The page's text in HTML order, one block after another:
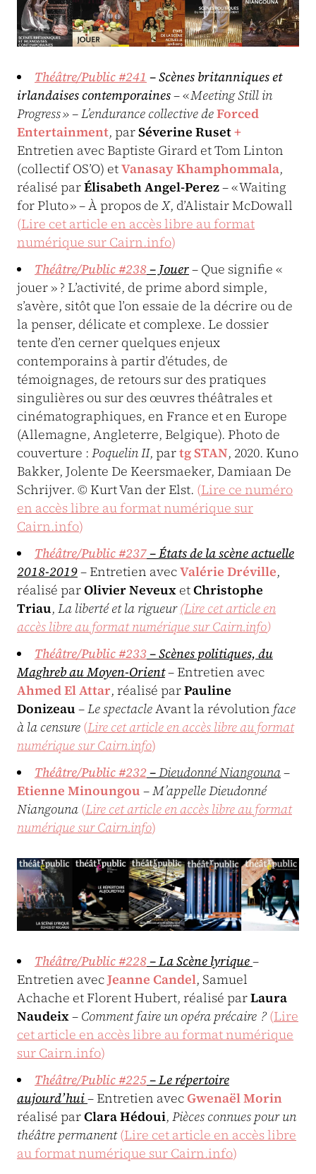
Théâtre/Public #241 – Scènes britanniques et
irlandaises contemporaines– «Meeting Still in
Progress » – L’endurance collective deForced
Entertainment, parSéverine Ruset+
Entretien avec Baptiste Girard et Tom Linton
(collectif OS’O) etVanasay Khamphommala,
réalisé parÉlisabeth Angel-Perez– « Waiting
for Pluto » – À propos de X, d’Alistair McDowall
(Lire cet article en accès libre au format
numérique sur Cairn.info)
Théâtre/Public #238 – Jouer– Que signifie «
jouer » ? L’activité, de prime abord simple,
s’avère, sitôt que l’on essaie de la décrire ou de
la penser, délicate et complexe. Le dossier
tente d’en cerner quelques enjeux
contemporains à partir d’études, de
témoignages, de retours sur des pratiques
singulières ou sur des œuvres théâtrales et
cinématographiques, en France et en Europe
(Allemagne, Angleterre, Belgique). Photo de
couverture : Poquelin II, partg STAN, 2020. Kuno
Bakker, Jolente De Keersmaeker, Damiaan De
Schrijver. © Kurt Van der Elst. (Lire ce numéro
en accès libre au format numérique sur
Cairn.info)
Théâtre/Public #237– États de la scène actuelle
2018-2019– Entretien avecValérie Dréville,
réalisé parOlivier Neveux etChristophe
Triau, La liberté et la rigueur(Lire cet article en
accès libre au format numérique sur Cairn.info)
Théâtre/Public #233 – Scènes politiques, du
Maghreb au Moyen-Orient– Entretien avec
Ahmed El Attar, réalisé parPauline
Donizeau –Le spectacleAvant la révolution face
à la censure (Lire cet article en accès libre au format
numérique sur Cairn.info)
Théâtre/Public #232 –Dieudonné Niangouna–
Etienne Minoungou –M’appelle Dieudonné
Niangouna (Lire cet article en accès libre au format
numérique sur Cairn.info)
Théâtre/Public #228 – La Scène lyrique–
Entretien avecJeanne Candel, Samuel
Achache et Florent Hubert, réalisé parLaura
Naudeix– Comment faire un opéra précaire ?(Lire
cet article en accès libre au format numérique
sur Cairn.info)
Théâtre/Public #225– Le répertoire
aujourd’hui– Entretien avecGwenaël Morin
réalisé parClara Hédoui, Pièces connues pour un
théâtre permanent (Lire cet article en accès libre
au format numérique sur Cairn.info)